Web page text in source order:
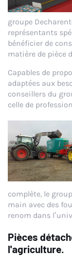
groupe
représentants
bénéficier de
matière de pièce
Capables de
adaptées aux
conseillers du
celle de
complète, le
main avec des
renom dans
Pièces
l'agriculture.